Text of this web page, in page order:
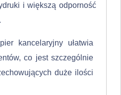
i większą odporność
kancelaryjny ułatwia
co jest szczególnie
duże ilości